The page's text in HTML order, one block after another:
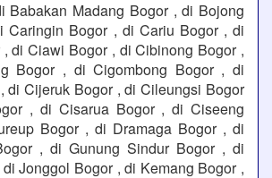
Babakan Madang Bogor , di Bojong
Caringin Bogor , di Cariu Bogor , di
di Ciawi Bogor , di Cibinong Bogor ,
Bogor , di Cigombong Bogor , di
di Cijeruk Bogor , di Cileungsi Bogor
, di Cisarua Bogor , di Ciseeng
Bogor , di Dramaga Bogor , di
, di Gunung Sindur Bogor , di
Jonggol Bogor , di Kemang Bogor ,